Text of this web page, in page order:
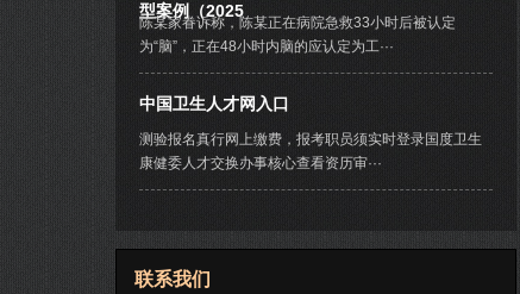
型案例（2025
陈某家眷诉称，陈某正在病院急救33小时后被认定
为“脑”，正在48小时内脑的应认定为工···
中国卫生人才网入口
测验报名真行网上缴费，报考职员须实时登录国度卫生
康健委人才交换办事核心查看资历审···
联系我们